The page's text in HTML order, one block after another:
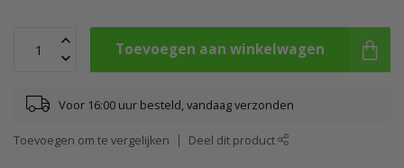
Toevoegen aan winkelwagen
Voor 16:00 uur besteld, vandaag verzonden
Toevoegen om te vergelijken Deel dit product